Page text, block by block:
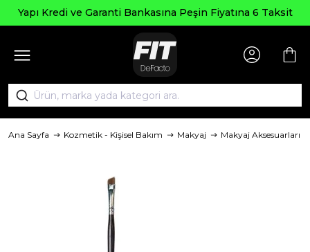
Yapı Kredi ve Garanti Bankasına Peşin Fiyatına 6 Taksit
Ana Sayfa Kozmetik - Kişisel Bakım Makyaj Makyaj Aksesuarları